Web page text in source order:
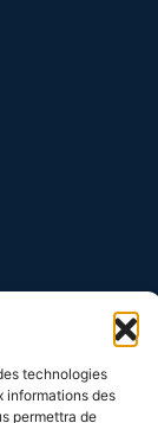
technologies
informations des
permettra de